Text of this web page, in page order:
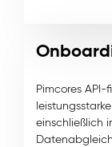
Pimcores
einschließlich